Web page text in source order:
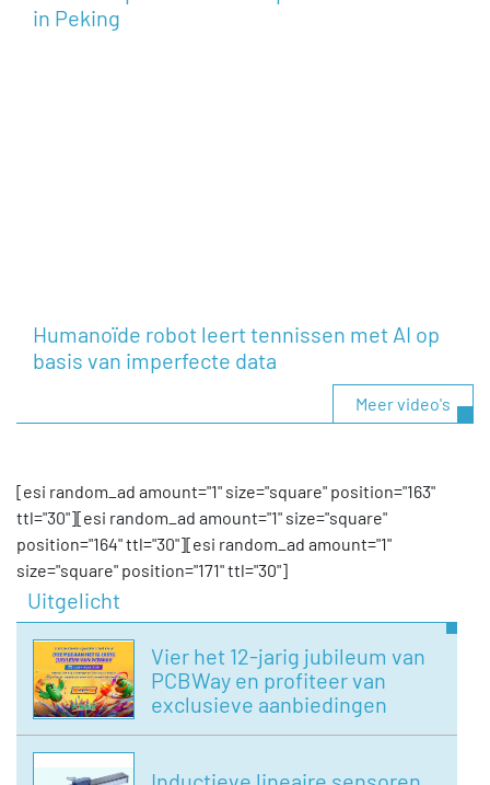
in Peking
Humanoïde robot leert tennissen met AI op
basis van imperfecte data
Meer video's
[esi random_ad amount="1" size="square" position="163"
ttl="30"][esi random_ad amount="1" size="square"
position="164" ttl="30"][esi random_ad amount="1"
size="square" position="171" ttl="30"]
Uitgelicht
Vier het 12-jarig jubileum van
PCBWay en profiteer van
exclusieve aanbiedingen